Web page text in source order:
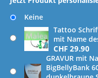
Keine
Tattoo
mit Name
CHF 29.90
GRAVUR mit
BigBellyBank